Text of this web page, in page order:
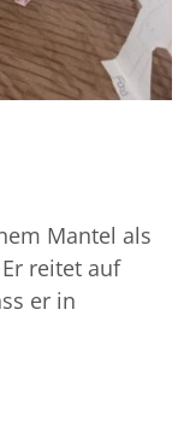
Mantel als
reitet auf
er in